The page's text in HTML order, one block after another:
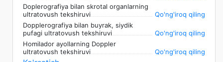
Doplerografiya bilan skrotal organlarning
ultratovush tekshiruvi
Qo'ng'iroq qiling
Dopplerografiya bilan buyrak, siydik
pufagi ultratovush tekshiruvi
Qo'ng'iroq qiling
Homilador ayollarning Doppler
ultratovush tekshiruvi
Qo'ng'iroq qiling